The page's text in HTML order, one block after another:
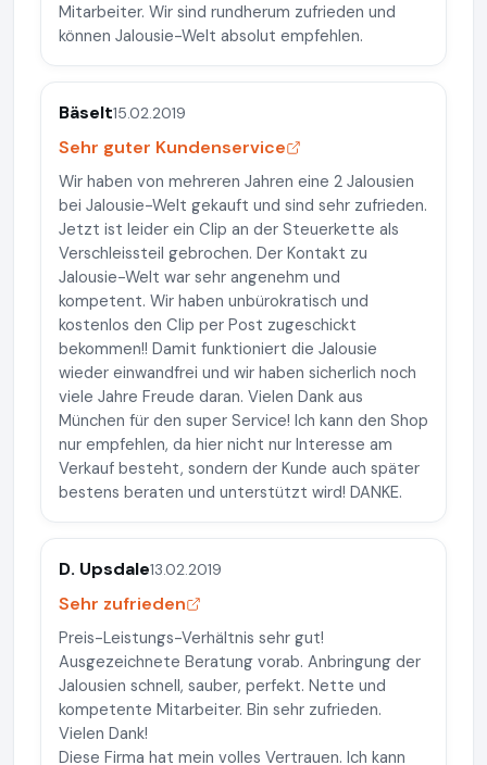
Mitarbeiter. Wir sind rundherum zufrieden und
können Jalousie-Welt absolut empfehlen.
Bäselt15.02.2019
Sehr guter Kundenservice
Wir haben von mehreren Jahren eine 2 Jalousien
bei Jalousie-Welt gekauft und sind sehr zufrieden.
Jetzt ist leider ein Clip an der Steuerkette als
Verschleissteil gebrochen. Der Kontakt zu
Jalousie-Welt war sehr angenehm und
kompetent. Wir haben unbürokratisch und
kostenlos den Clip per Post zugeschickt
bekommen!! Damit funktioniert die Jalousie
wieder einwandfrei und wir haben sicherlich noch
viele Jahre Freude daran. Vielen Dank aus
München für den super Service! Ich kann den Shop
nur empfehlen, da hier nicht nur Interesse am
Verkauf besteht, sondern der Kunde auch später
bestens beraten und unterstützt wird! DANKE.
D. Upsdale13.02.2019
Sehr zufrieden
Preis-Leistungs-Verhältnis sehr gut!
Ausgezeichnete Beratung vorab. Anbringung der
Jalousien schnell, sauber, perfekt. Nette und
kompetente Mitarbeiter. Bin sehr zufrieden.
Vielen Dank!
Diese Firma hat mein volles Vertrauen. Ich kann